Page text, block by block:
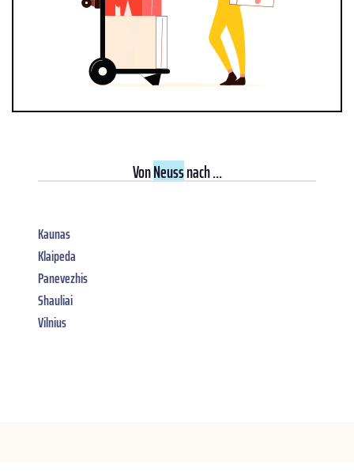
VonNeussnach ...
Kaunas
Klaipeda
Panevezhis
Shauliai
Vilnius